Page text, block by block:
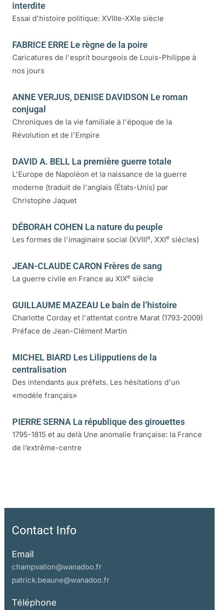
interdite
Essai d'histoire politique: XVIIIe-XXIe siècle
FABRICE ERRE Le règne de la poire
Caricatures de l'esprit bourgeois de Louis-Philippe à
nos jours
ANNE VERJUS, DENISE DAVIDSON Le roman
conjugal
Chroniques de la vie familiale à l'époque de la
Révolution et de l'Empire
DAVID A. BELL La première guerre totale
L'Europe de Napoléon et la naissance de la guerre
moderne (traduit de l'anglais (États-Unis) par
Christophe Jaquet
DÉBORAH COHEN La nature du peuple
Les formes de l'imaginaire social (XVIIIe, XXIe siècles)
JEAN-CLAUDE CARON Frères de sang
La guerre civile en France au XIXe siècle
GUILLAUME MAZEAU Le bain de l’histoire
Charlotte Corday et l'attentat contre Marat (1793-2009)
Préface de Jean-Clément Martin
MICHEL BIARD Les Lilipputiens de la
centralisation
Des intendants aux préfets. Les hésitations d'un
«modèle français»
PIERRE SERNA La république des girouettes
1795-1815 et au delà Une anomalie française: la France
de l’extrême-centre
Contact Info
Email
champvallon@wanadoo.fr
patrick.beaune@wanadoo.fr
Téléphone